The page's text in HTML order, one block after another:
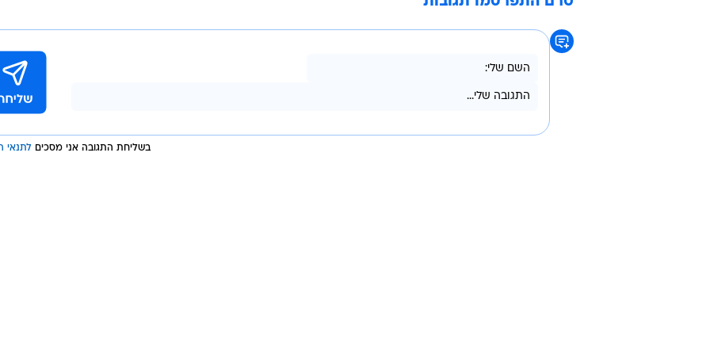
בשליחת התגובה אני מסכים לתנאי